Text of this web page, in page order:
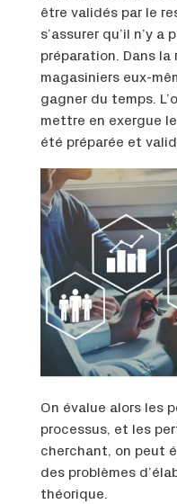
être validés par le
s’assurer qu’il n’y a
préparation. Dans
magasiniers eux-
gagner du temps.
mettre en exergue
été préparée et
On évalue alors les
processus, et les
cherchant, on peut
des problèmes
théorique.